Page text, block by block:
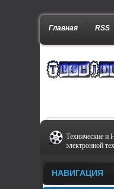
Главная RSS
Технические и
электронной
НАВИГАЦИЯ